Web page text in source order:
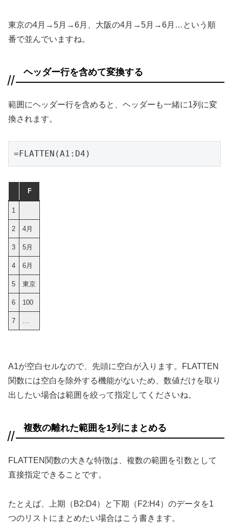
東京の4月→5月→6月、大阪の4月→5月→6月…という順
番で並んでいますね。
ヘッダー行を含めて変換する
範囲にヘッダー行を含めると、ヘッダーも一緒に1列に変
換されます。
=FLATTEN(A1:D4)
F
1
2 4月
3 5月
4 6月
5 東京
6 100
7
A1が空白セルなので、先頭に空白が入ります。FLATTEN
関数には空白を除外する機能がないため、数値だけを取り
出したい場合は範囲を絞って指定してくださいね。
複数の離れた範囲を1列にまとめる
FLATTEN関数の大きな特徴は、複数の範囲を引数として
直接指定できることです。
たとえば、上期（B2:D4）と下期（F2:H4）のデータを1
つのリストにまとめたい場合はこう書きます。